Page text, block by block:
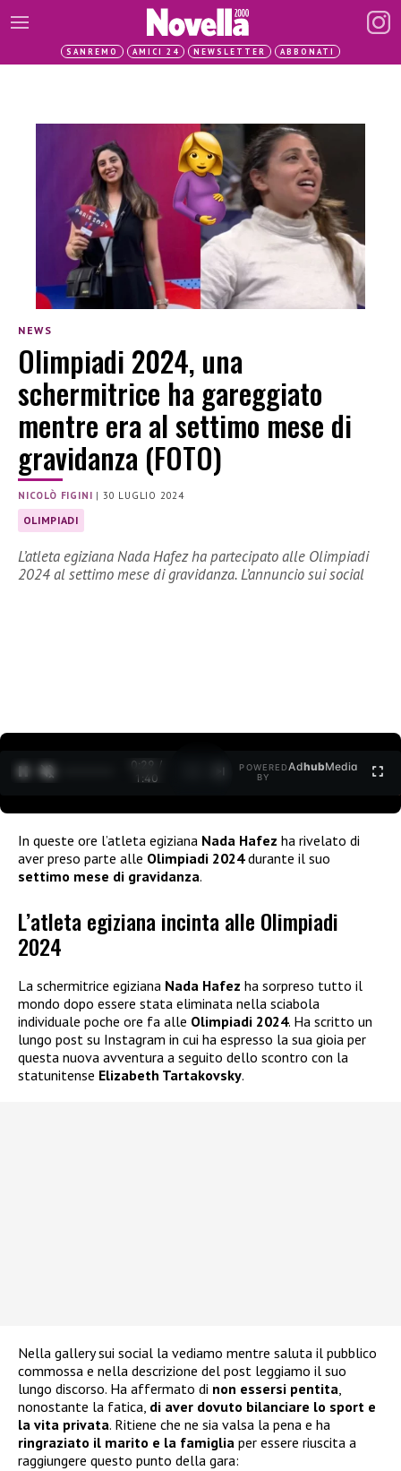
SANREMO AMICI 24 NEWSLETTER ABBONATI
NEWS
Olimpiadi 2024, una
schermitrice ha gareggiato
mentre era al settimo mese di
gravidanza (FOTO)
NICOLÒ FIGINI | 30 LUGLIO 2024
OLIMPIADI
L’atleta egiziana Nada Hafez ha partecipato alle Olimpiadi
2024 al settimo mese di gravidanza. L’annuncio sui social
0:30 /
1:40
POWERED
BY
AdhubMedia
In queste ore l’atleta egiziana Nada Hafez ha rivelato di
aver preso parte alle Olimpiadi 2024durante il suo
settimo mese di gravidanza.
L’atleta egiziana incinta alle Olimpiadi
2024
La schermitrice egiziana Nada Hafez ha sorpreso tutto il
mondo dopo essere stata eliminata nella sciabola
individuale poche ore fa alle Olimpiadi 2024. Ha scritto un
lungo post su Instagram in cui ha espresso la sua gioia per
questa nuova avventura a seguito dello scontro con la
statunitense Elizabeth Tartakovsky.
Nella gallery sui social la vediamo mentre saluta il pubblico
commossa e nella descrizione del post leggiamo il suo
lungo discorso. Ha affermato di non essersi pentita,
nonostante la fatica, di aver dovuto bilanciare lo sport e
la vita privata. Ritiene che ne sia valsa la pena e ha
ringraziato il marito e la famiglia per essere riuscita a
raggiungere questo punto della gara: